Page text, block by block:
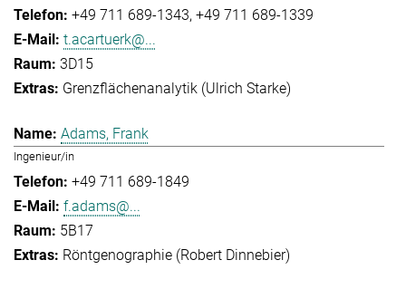
+49 711 689-1343 +49 711 689-1339
t.acartuerk@...
3D15
Grenzflächenanalytik (Ulrich Starke)
Adams, Frank
Ingenieur/in
+49 711 689-1849
f.adams@...
5B17
Röntgenographie (Robert Dinnebier)